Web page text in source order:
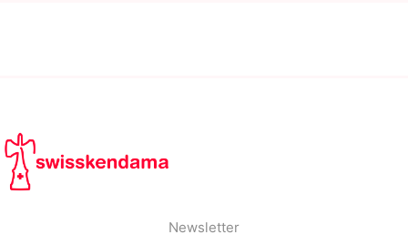
Newsletter